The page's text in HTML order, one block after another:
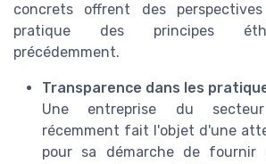
concrets offrent des
pratique des principes
précédemment.
Transparence dans les
Une entreprise du
récemment fait l'objet d'une
pour sa démarche de fournir